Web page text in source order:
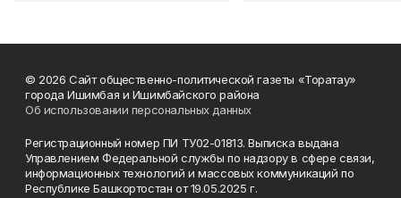
© 2026 Сайт общественно-политической газеты «Торатау»
города Ишимбая и Ишимбайского района
Об использовании персональных данных
Регистрационный номер ПИ ТУ02-01813. Выписка выдана
Управлением Федеральной службы по надзору в сфере связи,
информационных технологий и массовых коммуникаций по
Республике Башкортостан от 19.05.2025 г.